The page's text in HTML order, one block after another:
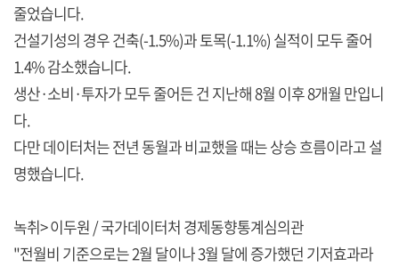
줄었습니다.
건설기성의 경우 건축(-1.5%)과 토목(-1.1%) 실적이 모두 줄어
1.4% 감소했습니다.
생산·소비·투자가 모두 줄어든 건 지난해 8월 이후 8개월 만입니
다.
다만 데이터처는 전년 동월과 비교했을 때는 상승 흐름이라고 설
명했습니다.
녹취> 이두원 / 국가데이터처 경제동향통계심의관
"전월비 기준으로는 2월 달이나 3월 달에 증가했던 기저효과라